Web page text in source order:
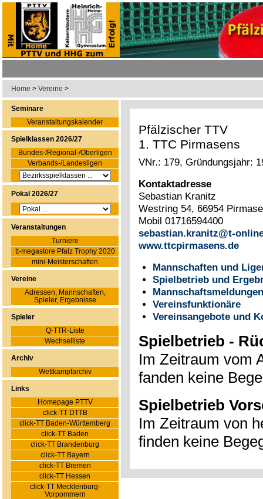
Home > Vereine >
Seminare
Veranstaltungskalender
Spielklassen 2026/27
Bundes-/Regional-/Oberligen
Verbands-/Landesligen
Pokal 2026/27
Veranstaltungen
Turniere
tt-megastore Pfalz Trophy 2020
mini-Meisterschaften
Vereine
Adressen, Mannschaften,
Spieler, Ergebnisse
Spieler
Q-TTR-Liste
Wechselliste
Archiv
Wettkampfarchiv
Links
Homepage PTTV
click-TT DTTB
click-TT Baden-Württemberg
click-TT Baden
click-TT Brandenburg
click-TT Bayern
click-TT Bremen
click-TT Hessen
click-TT Mecklenburg-
Vorpommern
Pfälzischer TTV
1. TTC Pirmasens
VNr.: 179, Gründungsjahr:
Kontaktadresse
Sebastian Kranitz
Westring 54, 66954
Mobil 01716594400
sebastian.kranitz@t-
www.ttcpirmasens.de
Mannschaften und
Spielbetrieb und
Vereinsfunktionäre
Vereinsangebote und
Spielbetrieb -
Im Zeitraum vom
fanden keine
Spielbetrieb
Im Zeitraum von
finden keine